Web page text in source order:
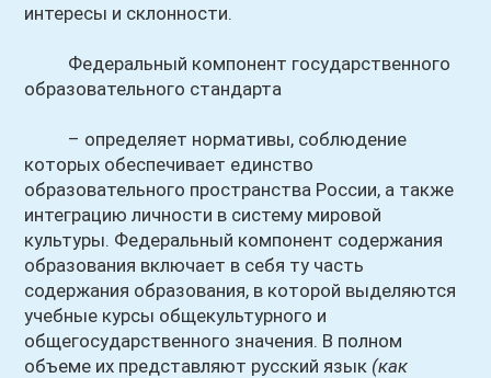
интересы и склонности.
Федеральный компонент государственного
образовательного стандарта
– определяет нормативы, соблюдение
которых обеспечивает единство
образовательного пространства России, а также
интеграцию личности в систему мировой
культуры. Федеральный компонент содержания
образования включает в себя ту часть
содержания образования, в которой выделяются
учебные курсы общекультурного и
общегосударственного значения. В полном
объеме их представляют русский язык (как